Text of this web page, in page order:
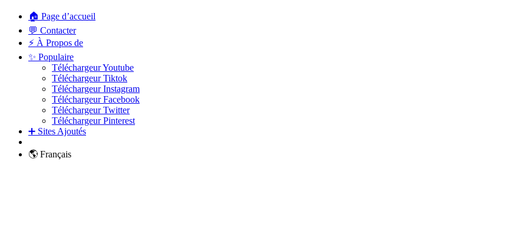
🏠 Page d’accueil
💬 Contacter
⚡ À Propos de
✨ Populaire
Téléchargeur Youtube
Téléchargeur Tiktok
Téléchargeur Instagram
Téléchargeur Facebook
Téléchargeur Twitter
Téléchargeur Pinterest
➕ Sites Ajoutés
🌎 Français